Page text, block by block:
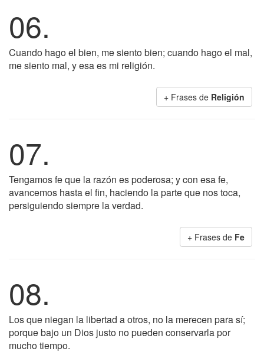
06.
Cuando hago el bien, me siento bien; cuando hago el mal,
me siento mal, y esa es mi religión.
+ Frases de Religión
07.
Tengamos fe que la razón es poderosa; y con esa fe,
avancemos hasta el fin, haciendo la parte que nos toca,
persiguiendo siempre la verdad.
+ Frases de Fe
08.
Los que niegan la libertad a otros, no la merecen para sí;
porque bajo un Dios justo no pueden conservarla por
mucho tiempo.